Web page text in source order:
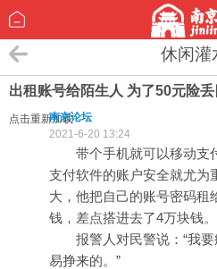
休闲灌
出租账号给陌生人 为了50元险
点击重新加载
南京论坛
2021-6-20 13:24
带个手机就可以移动支
支付软件的账户安全就尤为
大，他把自己的账号密码租
钱，差点搭进去了4万块钱。
报警人对民警说：“我要
易挣来的。”